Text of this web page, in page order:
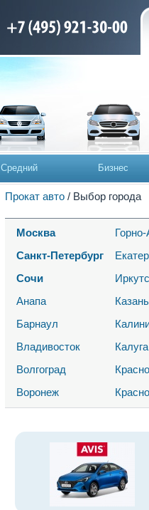
Средний Бизнес
Прокат авто/ Выбор города
Москва
Санкт-Петербург
Сочи
Анапа
Казань
Барнаул
Владивосток
Калуга
Волгоград
Воронеж